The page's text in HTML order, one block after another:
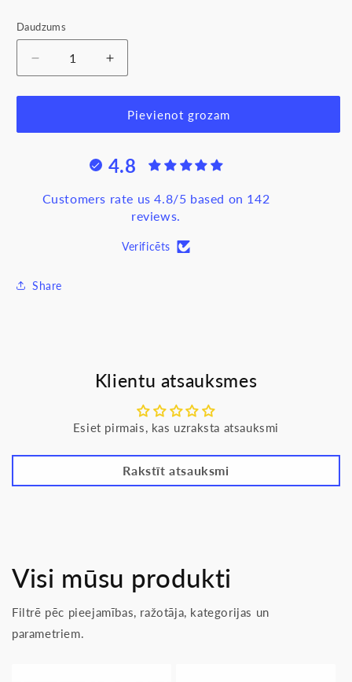
Daudzums
Samazināt
daudzumu
produktam
kustības
krēmkrāsas,
Palielināt
daudzumu
produktam
Virsma
kustības
krēmkrāsas,
Pievienot grozam
4.8
Customers rate us 4.8/5 based on 142
reviews.
Verificēts
Share
Klientu atsauksmes
Esiet pirmais, kas uzraksta atsauksmi
Rakstīt atsauksmi
Visi mūsu produkti
Filtrē pēc pieejamības, ražotāja, kategorijas un
parametriem.